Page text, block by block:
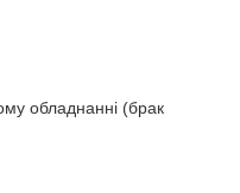
обладнанні (брак